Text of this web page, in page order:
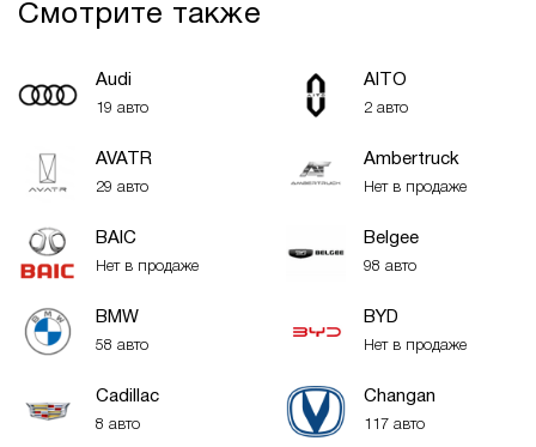
Смотрите также
Audi
19 авто
AITO
2 авто
AVATR
29 авто
Ambertruck
Нет в продаже
BAIC
Нет в продаже
Belgee
98 авто
BMW
58 авто
BYD
Нет в продаже
Cadillac
8 авто
Changan
117 авто